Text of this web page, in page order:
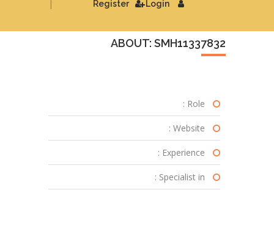
Login
| Register
ABOUT: SMH11337832
Role :
Website :
Experience :
Specialist in :